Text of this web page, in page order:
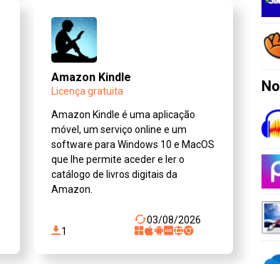
Amazon Kindle
Licença gratuita
Amazon Kindle é uma aplicação
móvel, um serviço online e um
software para Windows 10 e MacOS
que lhe permite aceder e ler o
catálogo de livros digitais da
Amazon.
03/08/2026
1